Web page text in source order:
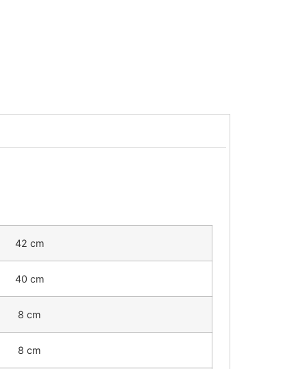
42 cm
40 cm
8 cm
8 cm